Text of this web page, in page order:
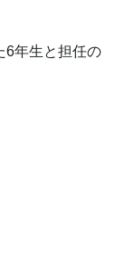
6年生と担任の